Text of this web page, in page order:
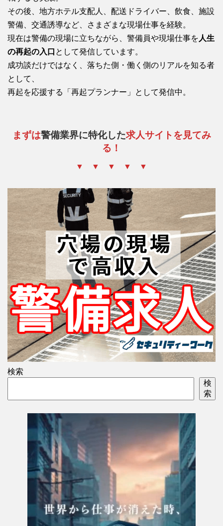
その後、地方ホテル支配人、配送ドライバー、飲食、施設
警備、交通誘導など、さまざまな現場仕事を経験。
現在は警備の現場に立ちながら、警備員や現場仕事を 人生
の再起の入口 として発信しています。
成功談だけではなく、落ちた側・働く側のリアルを知る者
として、
再起を応援する「再起プランナー」として発信中。
まずは警備業界に特化した求人サイトを見てみ
る！
▼ ▼ ▼ ▼ ▼
検索
検
索